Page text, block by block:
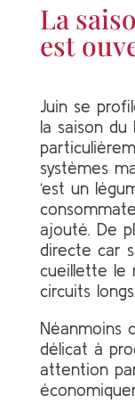
La
est
Juin se
la saison
systèmes
‘est un
ajouté. De
directe car
cueillette le
circuits longs.
Néanmoins
délicat à
attention